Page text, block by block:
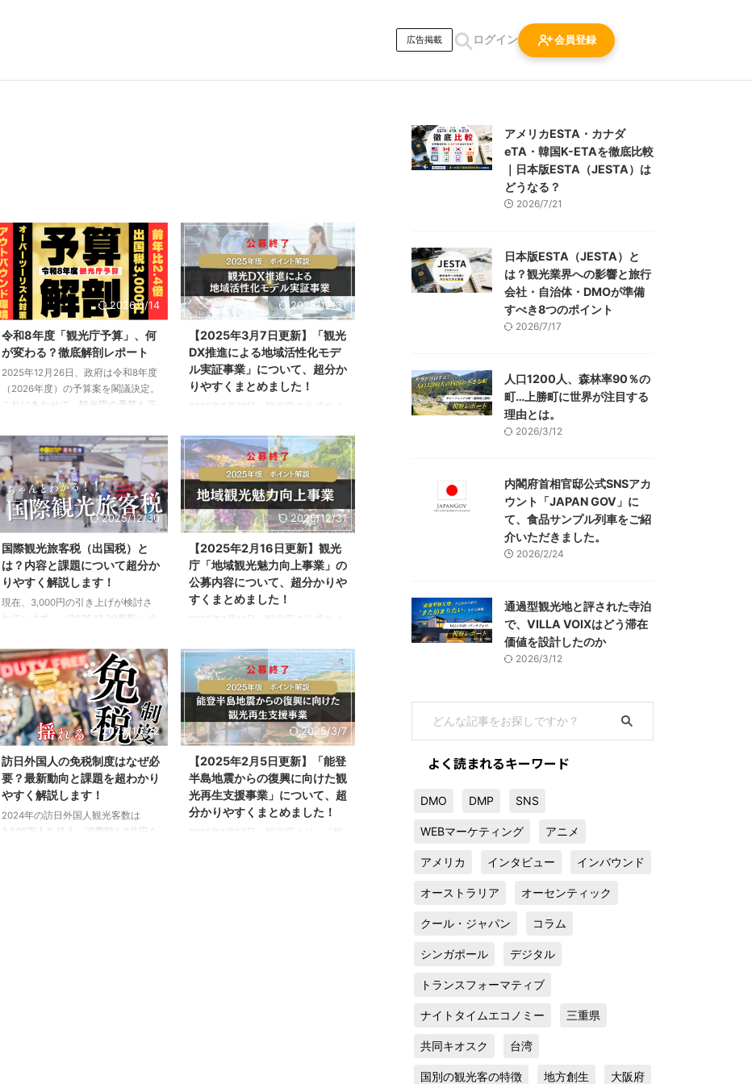
広告掲載 ログイン 会員登録
2026/1/14
令和8年度「観光庁予算」、何
が変わる？徹底解剖レポート
2025年12月26日、政府は令和8年度
（2026年度）の予算案を閣議決定。
これにあわせて、観光庁の予算も正
点的に取り組もうとしている政策は
何なのか？」その答えは、予算の中
身に表れます。 この記事では、令和
8年度の観光庁予算を紐解きなが
ら、昨年度との比較、重点分野の変
化、そして注目すべき事業の動きを
徹底解剖していきます。 概要 令和8
年度の観光庁関連予算の額は、
「1383億4500万円」が計上されま
した。この額は、昨年度の「530億
3300万円」から、約2.6倍となりま
し ...
2025/12/31
【2025年3月7日更新】「観光
DX推進による地域活性化モデ
ル実証事業」について、超分か
りやすくまとめました！
2025年2月12日、観光庁の公式サイ
性化モデル実証事業」の公募内容が
発表されました。 今回は、観光DX
推進による地域活性化モデル実証事
業の公募の内容や、詳細、対象者、
スケジュールなどを紹介します。旅
行者の利便性向上や観光産業の生産
性向上、観光地経営の高度化のた
め、観光DXに取り組む事業者の方
は、ぜひ以下を参考にしてくださ
い。 当記事は、「観光DX推進によ
る地域活性化モデル実証事業」（観
光庁）をもとに観光ONEが独自にま
や交付金の類ではな ...
2025/12/30
国際観光旅客税（出国税）と
は？内容と課題について超分か
りやすく解説します！
現在、3,000円の引き上げが検討さ
れています。（2025.12.30更新） 出
ら。出国税の概要を知りたい方はこ
のまま読み進めてください。
https://kankou-one.com/departure-
tax-3000yen-impact/ 近年、日本を
訪れる外国人観光客は急増し、2024
年には過去最高の3,600万人を突破
しました。政府は2030年までに
6,000万人の誘致を目指しており、
インバウンド観光は日本経済の重要
な柱となっています。 しかし、観光
客の増加だけで ...
2025/12/31
【2025年2月16日更新】観光
庁「地域観光魅力向上事業」の
公募内容について、超分かりや
すくまとめました！
2025年2月14日、観光庁の公式サイ
の公募内容が発表されました。 今回
は、地域観光魅力向上事業の公募の
内容や、詳細、対象者、スケジュー
ルなどを紹介します。地域の観光資
源を活用した地方誘客に資する観光
コンテンツ造成に取り組む事業者の
方は、ぜひ以下を参考にしてくださ
い。 当記事は、「地域観光魅力向上
事業」（観光庁）をもとに観光ONE
が独自にまとめたものです。 事業の
目的 観光需要が回復しつつある中、
特にインバウンド観光客は都市部に
2025/10/22
訪日外国人の免税制度はなぜ必
要？最新動向と課題を超わかり
やすく解説します！
2024年の訪日外国人観光客数は
3,600万人を超え、消費額も8兆円を
2025/3/7
【2025年2月5日更新】「能登
半島地震からの復興に向けた観
光再生支援事業」について、超
分かりやすくまとめました！
2025年1月27日、観光庁より、「能
アメリカESTA・カナダ
eTA・韓国K-ETAを徹底比較
｜日本版ESTA（JESTA）は
どうなる？
2026/7/21
日本版ESTA（JESTA）と
は？観光業界への影響と旅行
会社・自治体・DMOが準備
すべき8つのポイント
2026/7/17
人口1200人、森林率90％の
町…上勝町に世界が注目する
理由とは。
2026/3/12
内閣府首相官邸公式SNSアカ
ウント「JAPAN GOV」に
て、食品サンプル列車をご紹
介いただきました。
2026/2/24
通過型観光地と評された寺泊
で、VILLA VOIXはどう滞在
価値を設計したのか
2026/3/12
よく読まれるキーワード
DMO DMP SNS
WEBマーケティング アニメ
アメリカ インタビュー インバウンド
オーストラリア オーセンティック
クール・ジャパン コラム
シンガポール デジタル
トランスフォーマティブ
ナイトタイムエコノミー 三重県
共同キオスク 台湾
国別の観光客の特徴 地方創生 大阪府